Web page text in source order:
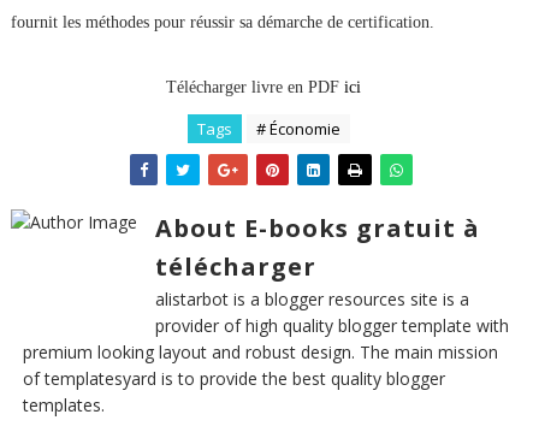
fournit les méthodes pour réussir sa démarche de certification.
Télécharger livre en PDF ici
Tags # Économie
About E-books gratuit à
télécharger
alistarbot is a blogger resources site is a
provider of high quality blogger template with
premium looking layout and robust design. The main mission
of templatesyard is to provide the best quality blogger
templates.